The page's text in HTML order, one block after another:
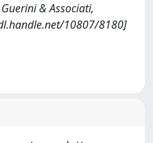
& Associati,
10807/8180]